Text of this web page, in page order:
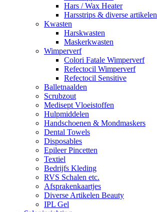
Hars / Wax Heater
Harsstrips & diverse artikelen
Kwasten
Harskwasten
Maskerkwasten
Wimperverf
Colori Fatale Wimperverf
Refectocil Wimperverf
Refectocil Sensitive
Balletnaalden
Scrubzout
Medisept Vloeistoffen
Hulpmiddelen
Handschoenen & Mondmaskers
Dental Towels
Disposables
Epileer Pincetten
Textiel
Bedrijfs Kleding
RVS Schalen etc.
Afsprakenkaartjes
Diverse Artikelen Beauty
IPL Gel